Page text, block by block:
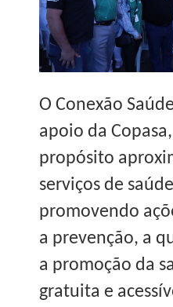
O Conexão
apoio da
propósito
serviços de
promovendo
a prevenção, a
a promoção da
gratuita e